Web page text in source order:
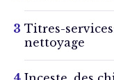
Titres-
nettoyage